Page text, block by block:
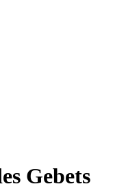
Gebets